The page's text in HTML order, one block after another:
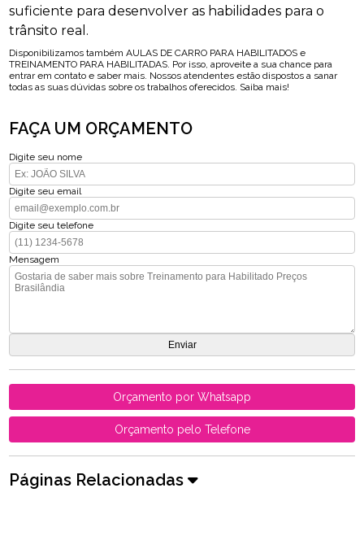
suficiente para desenvolver as habilidades para o
trânsito real.
Disponibilizamos também AULAS DE CARRO PARA HABILITADOS e
TREINAMENTO PARA HABILITADAS. Por isso, aproveite a sua chance para
entrar em contato e saber mais. Nossos atendentes estão dispostos a sanar
todas as suas dúvidas sobre os trabalhos oferecidos. Saiba mais!
FAÇA UM ORÇAMENTO
Digite seu nome
Digite seu email
Digite seu telefone
Mensagem
Orçamento por Whatsapp
Orçamento pelo Telefone
Páginas Relacionadas